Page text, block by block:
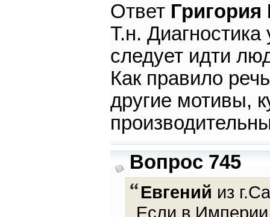
Ответ
Т.н.
следует идти
Как правило
другие мотивы,
Вопрос 745
Евгений из
Если в Империи